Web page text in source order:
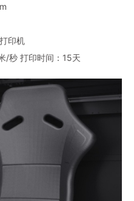
印机
/秒 打印时间：15天